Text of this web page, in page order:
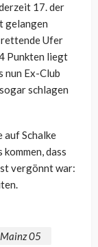
17. der
gelangen
rettende Ufer
Punkten liegt
nun Ex-Club
schlagen
auf Schalke
dass
vergönnt war:
Mainz 05